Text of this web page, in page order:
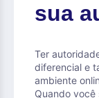
sua
Ter
diferencial e
ambiente
Quando